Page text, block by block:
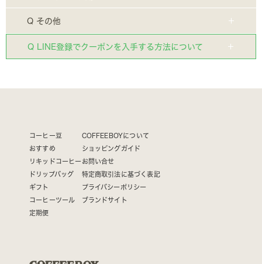
Q その他
Q LINE登録でクーポンを入手する方法について
コーヒー豆
おすすめ
リキッドコーヒー
ドリップバッグ
ギフト
コーヒーツール
定期便
COFFEEBOYについて
ショッピングガイド
お問い合せ
特定商取引法に基づく表記
プライバシーポリシー
ブランドサイト